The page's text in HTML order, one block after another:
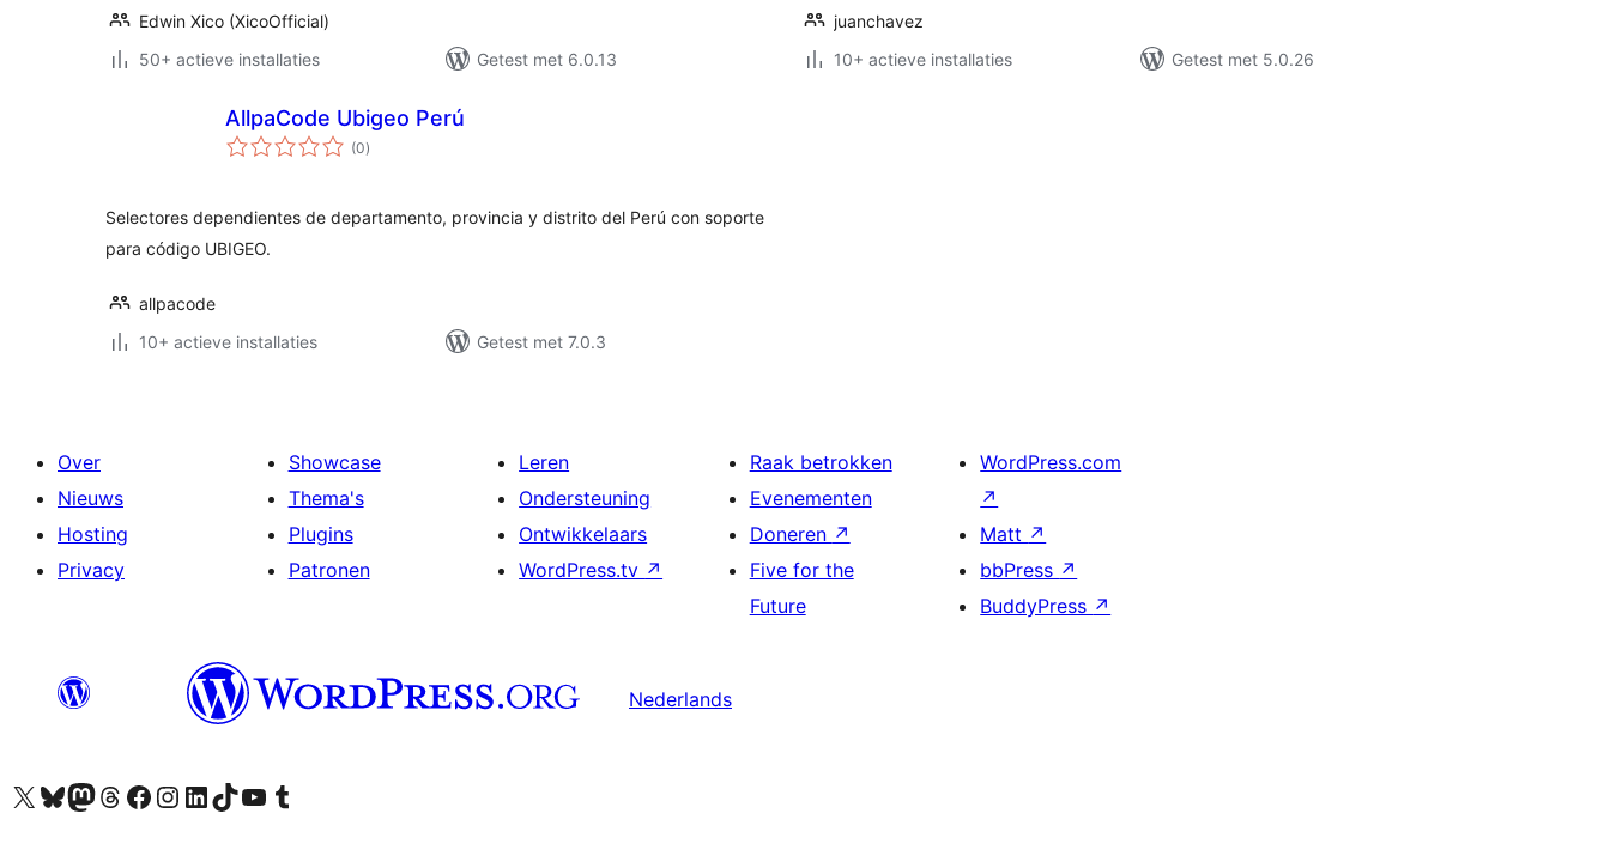
Edwin Xico (XicoOfficial)
50+ actieve installaties
Getest met 6.0.13
juanchavez
10+ actieve installaties
Getest met 5.0.26
AllpaCode Ubigeo Perú
(0totaal
waarderingen
)
Selectores dependientes de departamento, provincia y distrito del Perú con soporte
para código UBIGEO.
allpacode
10+ actieve installaties
Getest met 7.0.3
Over
Nieuws
Hosting
Privacy
Showcase
Thema's
Plugins
Patronen
Leren
Ondersteuning
Ontwikkelaars
WordPress.tv ↗
Raak betrokken
Evenementen
Doneren ↗
Five for the
Future
WordPress.com
↗
Matt ↗
bbPress ↗
BuddyPress ↗
Nederlands
Bezoek ons X (voorheen Twitter) account
Bezoek ons Bluesky account
Bezoek ons Mastodon account
Bezoek ons Threads account
Onze Facebook pagina bezoeken
Bezoek ons Instagram account
Bezoek ons LinkedIn account
Bezoek ons TikTok account
Bezoek ons YouTube kanaalBezoek ons Tumblr account